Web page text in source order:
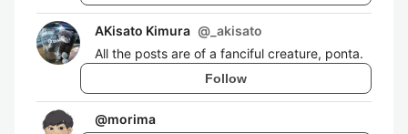
AKisato Kimura @ _akisato
All the posts are of a fanciful creature, ponta.
Follow
@morima